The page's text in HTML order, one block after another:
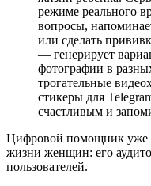
режиме реального
вопросы,
или сделать
— генерирует
фотографии в
трогательные
стикеры для
счастливым и
Цифровой помощник уже
жизни женщин: его
пользователей.